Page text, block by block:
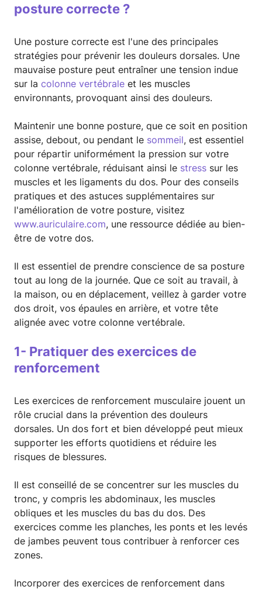
posture correcte ?
Une posture correcte est l'une des principales
stratégies pour prévenir les douleurs dorsales. Une
mauvaise posture peut entraîner une tension indue
sur la colonne vertébrale et les muscles
environnants, provoquant ainsi des douleurs.
Maintenir une bonne posture, que ce soit en position
assise, debout, ou pendant le sommeil, est essentiel
pour répartir uniformément la pression sur votre
colonne vertébrale, réduisant ainsi le stress sur les
muscles et les ligaments du dos. Pour des conseils
pratiques et des astuces supplémentaires sur
l'amélioration de votre posture, visitez
www.auriculaire.com, une ressource dédiée au bien-
être de votre dos.
Il est essentiel de prendre conscience de sa posture
tout au long de la journée. Que ce soit au travail, à
la maison, ou en déplacement, veillez à garder votre
dos droit, vos épaules en arrière, et votre tête
alignée avec votre colonne vertébrale.
1- Pratiquer des exercices de
renforcement
Les exercices de renforcement musculaire jouent un
rôle crucial dans la prévention des douleurs
dorsales. Un dos fort et bien développé peut mieux
supporter les efforts quotidiens et réduire les
risques de blessures.
Il est conseillé de se concentrer sur les muscles du
tronc, y compris les abdominaux, les muscles
obliques et les muscles du bas du dos. Des
exercices comme les planches, les ponts et les levés
de jambes peuvent tous contribuer à renforcer ces
zones.
Incorporer des exercices de renforcement dans